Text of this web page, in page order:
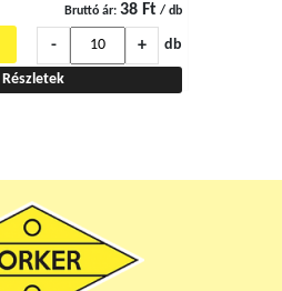
Bruttó ár: 38 Ft / db
- + db
Részletek